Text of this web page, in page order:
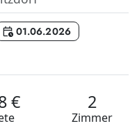
calendar_clock 01.06.2026
€ 2
Zimmer